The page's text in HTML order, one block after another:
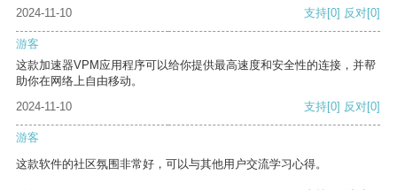
2024-11-10 支持[0] 反对[0]
游客
这款加速器VPM应用程序可以给你提供最高速度和安全性的连接，并帮
助你在网络上自由移动。
2024-11-10
支持[0] 反对[0]
游客
这款软件的社区氛围非常好，可以与其他用户交流学习心得。